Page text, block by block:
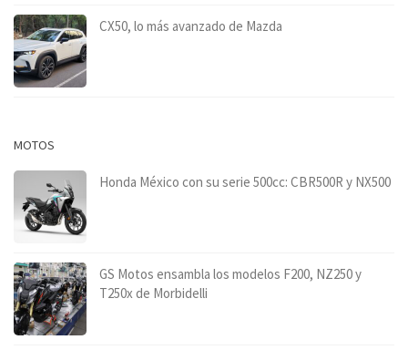
CX50, lo más avanzado de Mazda
MOTOS
Honda México con su serie 500cc: CBR500R y NX500
GS Motos ensambla los modelos F200, NZ250 y
T250x de Morbidelli